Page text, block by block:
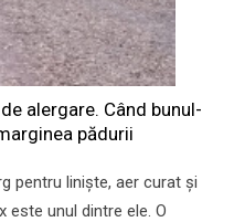
alergare. Când bunul-
pădurii
pentru liniște, aer curat și
este unul dintre ele. O